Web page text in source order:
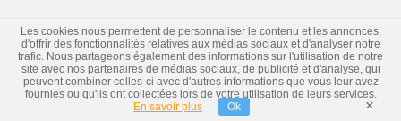
Les cookies nous permettent de personnaliser le contenu et les annonces,
d'offrir des fonctionnalités relatives aux médias sociaux et d'analyser notre
trafic. Nous partageons également des informations sur l'utilisation de notre
site avec nos partenaires de médias sociaux, de publicité et d'analyse, qui
peuvent combiner celles-ci avec d'autres informations que vous leur avez
fournies ou qu'ils ont collectées lors de votre utilisation de leurs services.
En savoir plus
Ok ×